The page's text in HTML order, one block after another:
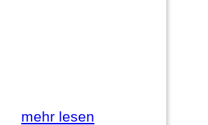
mehr lesen